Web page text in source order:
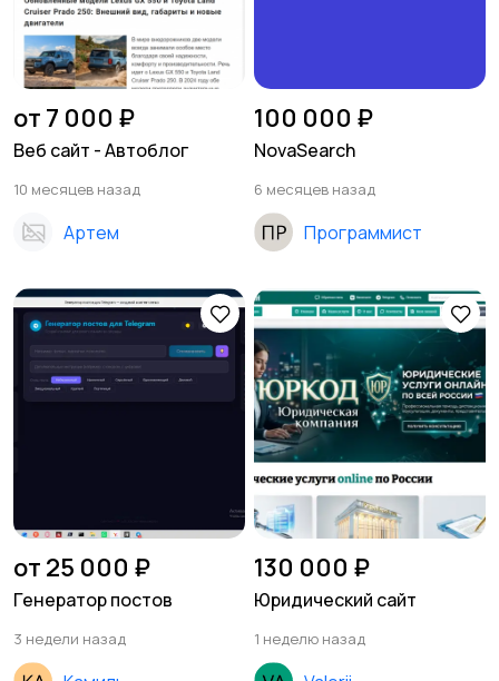
от 7 000 ₽
Веб сайт - Автоблог
10 месяцев назад
Артем
100 000 ₽
NovaSearch
6 месяцев назад
Программист
от 25 000 ₽
Генератор постов
3 недели назад
130 000 ₽
Юридический сайт
1 неделю назад